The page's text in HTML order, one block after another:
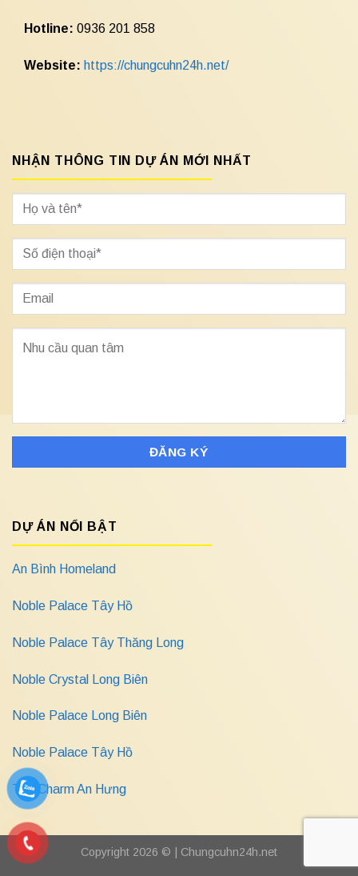
Hotline: 0936 201 858
Website: https://chungcuhn24h.net/
NHẬN THÔNG TIN DỰ ÁN MỚI NHẤT
DỰ ÁN NỔI BẬT
An Bình Homeland
Noble Palace Tây Hồ
Noble Palace Tây Thăng Long
Noble Crystal Long Biên
Noble Palace Long Biên
Noble Palace Tây Hồ
The Charm An Hưng
Copyright 2026 © | Chungcuhn24h.net